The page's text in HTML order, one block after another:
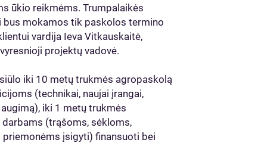
ūkio reikmėms. Trumpalaikės
mokamos tik paskolos termino
vardija Ieva Vitkauskaitė,
projektų vadovė.
iki 10 metų trukmės agropaskolą
(technikai, naujai įrangai,
iki 1 metų trukmės
(trąšoms, sėkloms,
įsigyti) finansuoti bei